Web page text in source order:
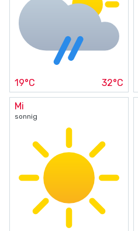
19°C 32°C
Mi
sonnig